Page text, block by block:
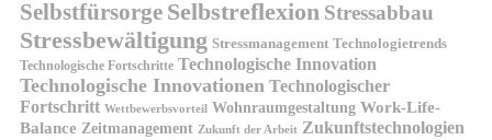
Selbstfürsorge Selbstreflexion Stressabbau
Stressbewältigung Stressmanagement Technologietrends
Technologische Fortschritte Technologische Innovation
Technologische Innovationen Technologischer
Fortschritt Wettbewerbsvorteil Wohnraumgestaltung Work-Life-
Balance Zeitmanagement Zukunft der Arbeit Zukunftstechnologien